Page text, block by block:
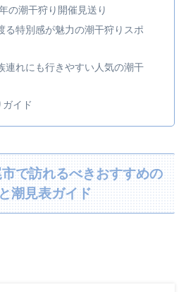
の潮干狩り開催見送り
る特別感が魅力の潮干狩りスポ
連れにも行きやすい人気の潮干
イド
で訪れるべきおすすめの
潮見表ガイド